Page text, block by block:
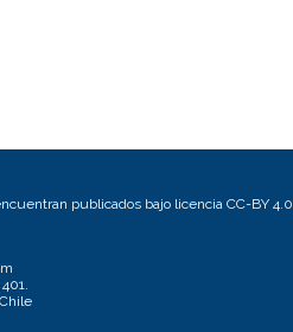
publicados bajo licencia CC-BY 4.0